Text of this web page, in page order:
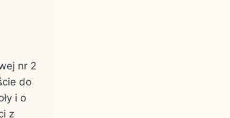
nr 2
do
i o
z